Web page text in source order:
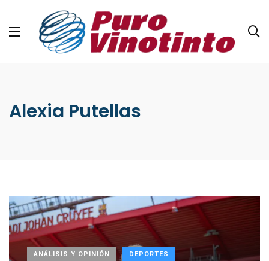
Alexia Putellas
ANÁLISIS Y OPINIÓN DEPORTES